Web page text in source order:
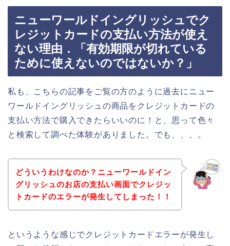
ニューワールドイングリッシュでク
レジットカードの支払い方法が使え
ない理由．「有効期限が切れている
ために使えないのではないか？」
私も、こちらの記事をご覧の方のように過去にニュー
ワールドイングリッシュの商品をクレジットカードの
支払い方法で購入できたらいいのに！と、思って色々
と検索して調べた体験がありました。でも、、、。
どういうわけなのか？ニューワールドイン
グリッシュのお店の支払い画面でクレジッ
トカードのエラーが発生してしまった！！
というような感じでクレジットカードエラーが発生し